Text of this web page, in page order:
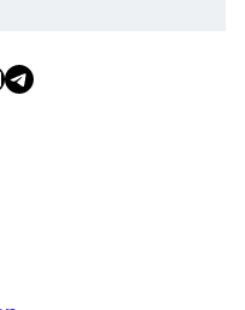
Telegram